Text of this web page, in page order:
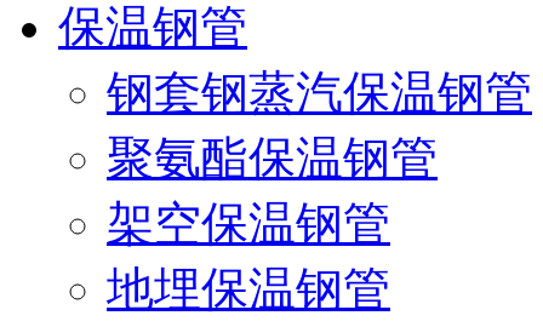
保温钢管
钢套钢蒸汽保温钢管
聚氨酯保温钢管
架空保温钢管
地埋保温钢管